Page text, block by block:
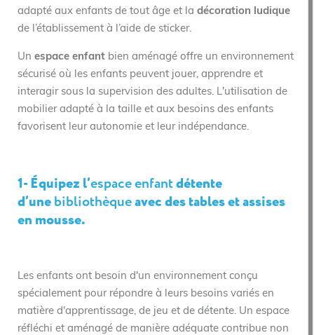
adapté aux enfants de tout âge et la décoration ludique
de l’établissement à l’aide de sticker.
Un espace enfant bien aménagé offre un environnement
sécurisé où les enfants peuvent jouer, apprendre et
interagir sous la supervision des adultes. L'utilisation de
mobilier adapté à la taille et aux besoins des enfants
favorisent leur autonomie et leur indépendance.
1- Équipez l’espace enfantdétente
d’une bibliothèqueavec des tables et assises
en mousse.
Les enfants ont besoin d'un environnement conçu
spécialement pour répondre à leurs besoins variés en
matière d'apprentissage, de jeu et de détente. Un espace
réfléchi et aménagé de manière adéquate contribue non